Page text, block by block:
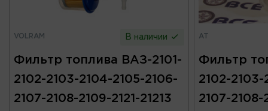
VOLRAM В наличии
Фильтр топлива ВАЗ-2101-
2102-2103-2104-2105-2106-
2107-2108-2109-2121-21213
AT
Фильтр
2102-2103-
2107-2108-